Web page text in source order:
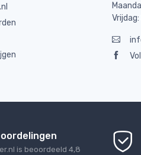
is beoordeeld 4,8